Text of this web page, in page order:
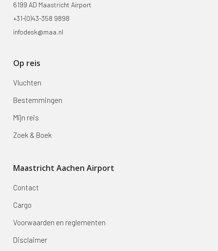
6199 AD Maastricht Airport
+31-(0)43-358 9898
infodesk@maa.nl
Op reis
Vluchten
Bestemmingen
Mijn reis
Zoek & Boek
Maastricht Aachen Airport
Contact
Cargo
Voorwaarden en reglementen
Disclaimer